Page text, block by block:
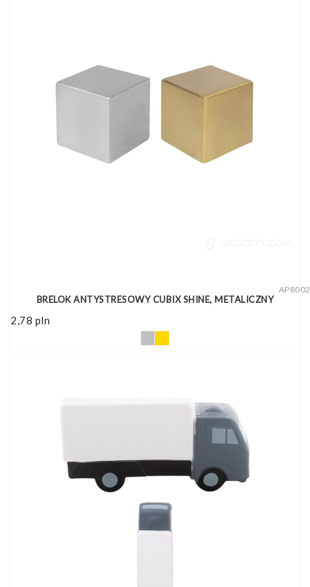
BRELOK ANTYSTRESOWY CUBIX SHINE, METALICZNY
2,78 pln